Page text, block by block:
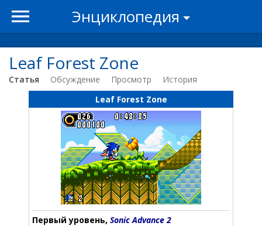
Энциклопедия
Leaf Forest Zone
Статья Обсуждение Просмотр
История
Leaf Forest Zone
Первый уровень, Sonic Advance 2